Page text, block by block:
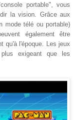
portable", vous
la vision. Grâce aux
mode télé ou portable)
également être
qu'à l'époque. Les jeux
exigeant que les